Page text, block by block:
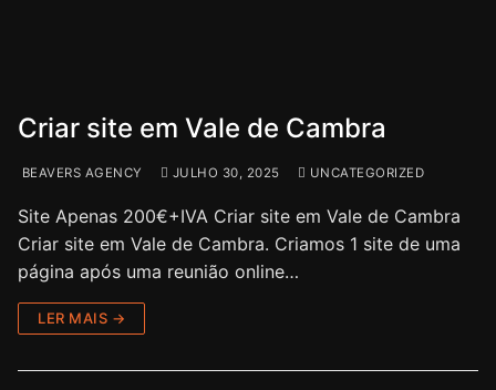
Criar site em Vale de Cambra
BEAVERS AGENCY JULHO 30, 2025 UNCATEGORIZED
Site Apenas 200€+IVA Criar site em Vale de Cambra
Criar site em Vale de Cambra. Criamos 1 site de uma
página após uma reunião online…
LER MAIS →